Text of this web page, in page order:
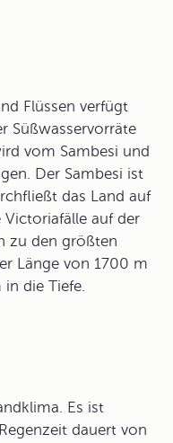
Flüssen verfügt
Süßwasservorräte
vom Sambesi und
Der Sambesi ist
das Land auf
Victoriafälle auf der
zu den größten
Länge von 1700 m
in die Tiefe.
. Es ist
dauert von